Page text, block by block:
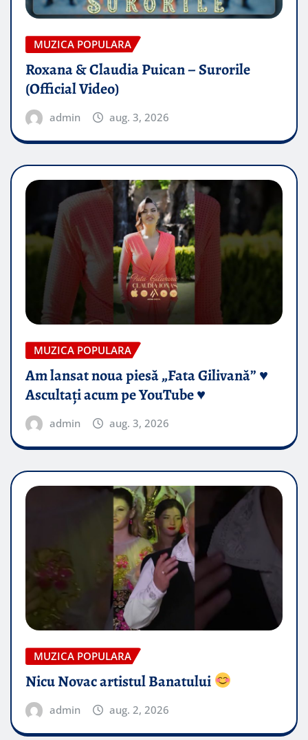
MUZICA POPULARA
Roxana & Claudia Puican – Surorile
(Official Video)
admin aug. 3, 2026
MUZICA POPULARA
Am lansat noua piesă „Fata Gilivană” ♥️
Ascultați acum pe YouTube ♥️
admin aug. 3, 2026
MUZICA POPULARA
Nicu Novac artistul Banatului
admin aug. 2, 2026